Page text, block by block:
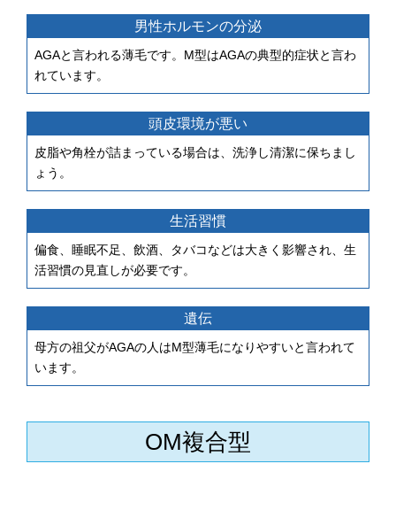
男性ホルモンの分泌
AGAと言われる薄毛です。M型はAGAの典型的症状と言わ
れています。
頭皮環境が悪い
皮脂や角栓が詰まっている場合は、洗浄し清潔に保ちまし
ょう。
生活習慣
偏食、睡眠不足、飲酒、タバコなどは大きく影響され、生
活習慣の見直しが必要です。
遺伝
母方の祖父がAGAの人はM型薄毛になりやすいと言われて
います。
OM複合型